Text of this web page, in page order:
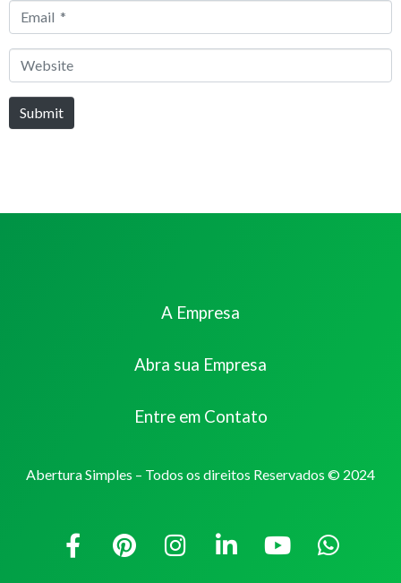
Email
Website
Submit
A Empresa
Abra sua Empresa
Entre em Contato
Abertura Simples – Todos os direitos Reservados © 2024